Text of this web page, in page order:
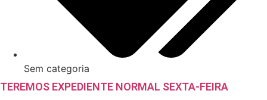
Sem categoria
TEREMOS EXPEDIENTE NORMAL SEXTA-FEIRA